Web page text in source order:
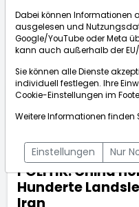
POLITIK: China holt
dpa-AFX Compact
ÜBERSICHT DPA-AFX
POLITIK: China
Hunderte
Iran
Dabei können Informationen
ausgelesen und
Google/YouTube oder Meta
kann auch außerhalb der
Sie können alle Dienste
individuell festlegen. Ihre
Cookie-Einstellungen im
Weitere Informationen finden
Einstellungen Nur